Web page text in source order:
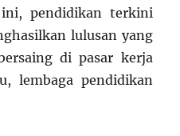
pendidikan terkini
lulusan yang
di pasar kerja
lembaga pendidikan